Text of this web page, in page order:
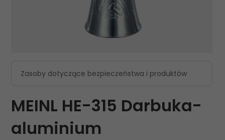
Zasoby dotyczące bezpieczeństwa i produktów
MEINL HE-315 Darbuka-
aluminium